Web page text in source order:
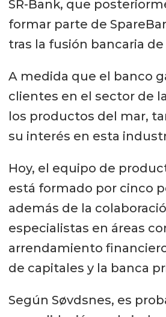
SR-Bank, que
formar parte de
tras la fusión bancaria de
A medida que el banco
clientes en el sector de
los productos del mar,
su interés en esta
Hoy, el equipo de
está formado por cinco
además de la
especialistas en áreas
arrendamiento
de capitales y la banca
Según Søvdsnes, es